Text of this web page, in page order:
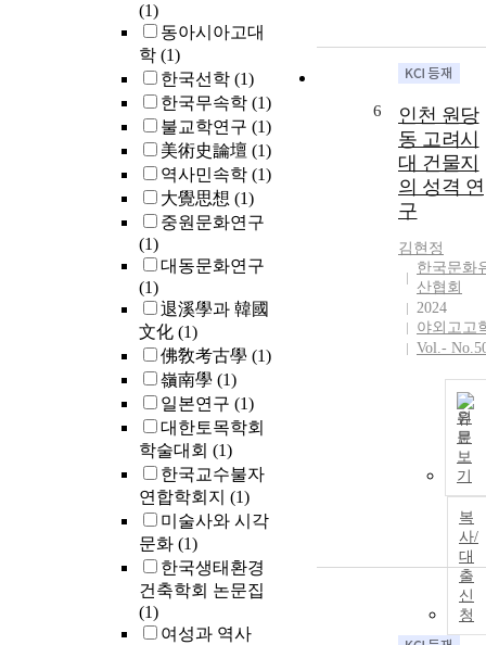
(1)
동아시아고대
학 (1)
한국선학 (1)
한국무속학 (1)
불교학연구 (1)
美術史論壇 (1)
역사민속학 (1)
大覺思想 (1)
중원문화연구
(1)
대동문화연구
(1)
退溪學과 韓國
文化 (1)
佛敎考古學 (1)
嶺南學 (1)
일본연구 (1)
대한토목학회
학술대회 (1)
한국교수불자
연합학회지 (1)
미술사와 시각
문화 (1)
한국생태환경
건축학회 논문집
(1)
여성과 역사
敎旨나 해당
아의 關文이
려지고, 해당
현에서 完文이
나 節目을 내
으로서 절차는
끝이 난다. 원
의 내부 구조
있는 경우와
전에 竝設된
우가 있다. 전
의 내부는 佛
佛畵, 佛具, 祭
의 位牌, 御眞,
御筆 등을 봉
하고 있다. 그
고 불전에 모
진 主佛은 阿
陀如來佛로 觀
音菩薩과 大勢
至菩薩 및 地
菩薩을 협시로
하고 있다.
6
인천 원당
동 고려시
대 건물지
의 성격 연
구
김현정
한국문화
산협회
2024
야외고고
Vol.-
원
문
보
기
복
사/
대
출
신
청